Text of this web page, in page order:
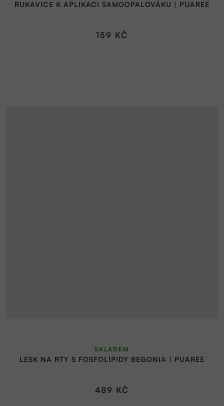
RUKAVICE K APLIKACI SAMOOPALOVÁKU | PUAREE
159 KČ
LESK NA RTY S FOSFOLIPIDY BEGONIA | PUAREE
SKLADEM
489 KČ